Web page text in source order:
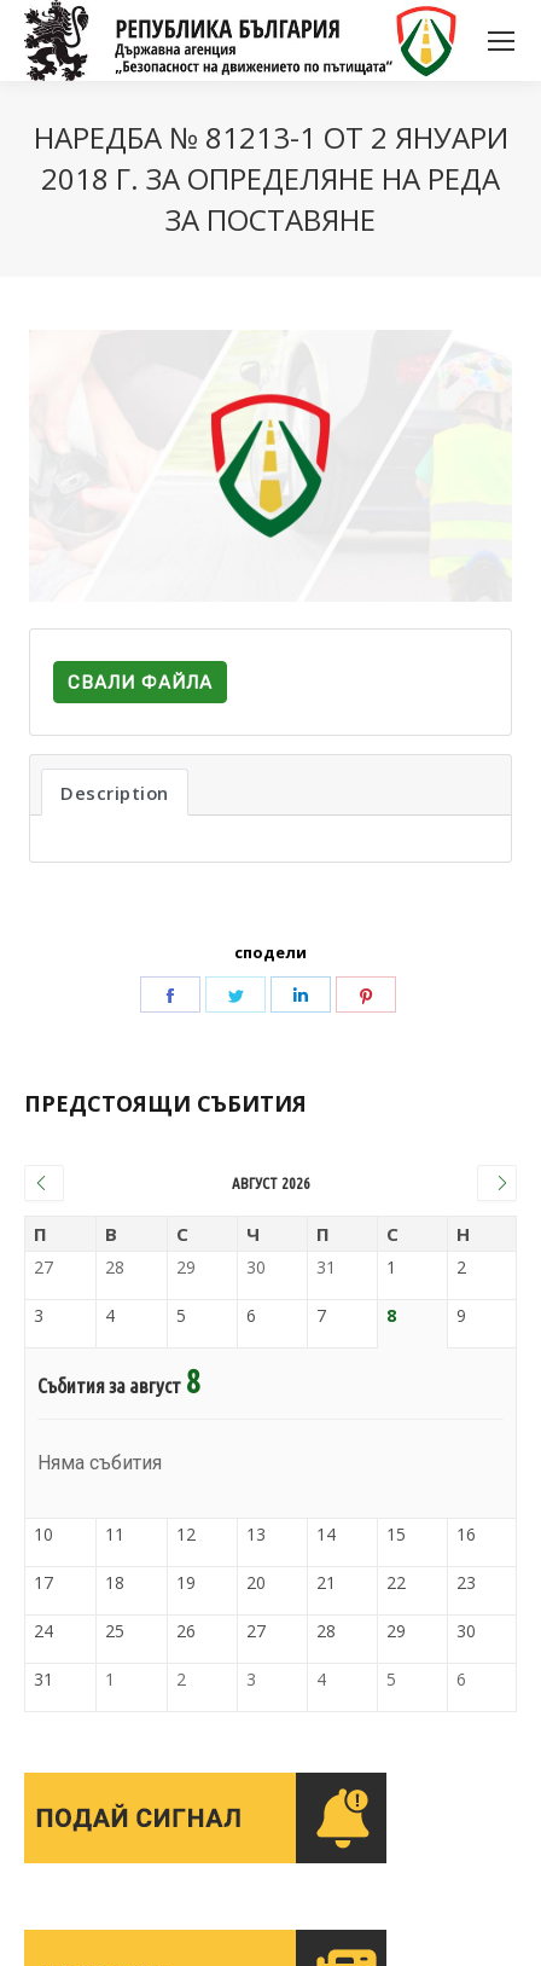
НАРЕДБА № 81213-1 ОТ 2 ЯНУАРИ
2018 Г. ЗА ОПРЕДЕЛЯНЕ НА РЕДА
ЗА ПОСТАВЯНЕ
СВАЛИ ФАЙЛА
Description
сподели
ПРЕДСТОЯЩИ СЪБИТИЯ
АВГУСТ 2026
П В С Ч П С Н
27 28 29 30 31 1 2
3 4 5 6 7 8 9
Събития за август 8
Няма събития
10 11 12 13 14 15 16
17 18 19 20 21 22 23
24 25 26 27 28 29 30
31 1 2 3 4 5 6